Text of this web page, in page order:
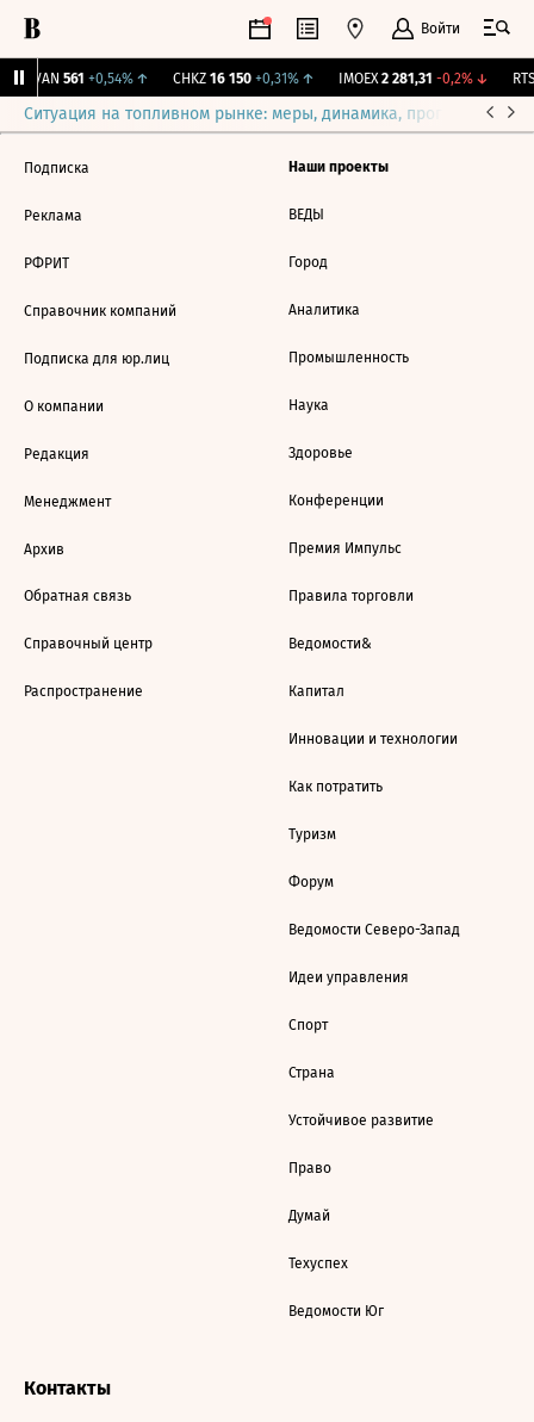
Войти
AVAN 561 +0,54%↑ CHKZ 16 150 +0,31%↑ IMOEX 2 281,31 -0,2%↓ RTSI
Ситуация на топливном рынке: меры, динамика, прогнозы
Подписка
Реклама
РФРИТ
Справочник компаний
Подписка для юр.лиц
О компании
Редакция
Менеджмент
Архив
Обратная связь
Справочный центр
Распространение
Наши проекты
ВЕДЫ
Город
Аналитика
Промышленность
Наука
Здоровье
Конференции
Премия Импульс
Правила торговли
Ведомости&
Капитал
Инновации и технологии
Как потратить
Туризм
Форум
Ведомости Северо-Запад
Идеи управления
Спорт
Страна
Устойчивое развитие
Право
Думай
Техуспех
Ведомости Юг
Контакты